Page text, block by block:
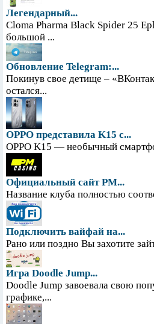
Легендарный...
Cloma Pharma Black Spider 25
большой ...
Обновление Telegram:...
Покинув свое детище –
остался...
OPPO представила K15 с...
OPPO K15 — необычный
Официальный сайт PM...
Название клуба полностью
Подключить вайфай на...
Рано или поздно Вы захотите
Игра Doodle Jump...
Doodle Jump завоевала свою
графике,...